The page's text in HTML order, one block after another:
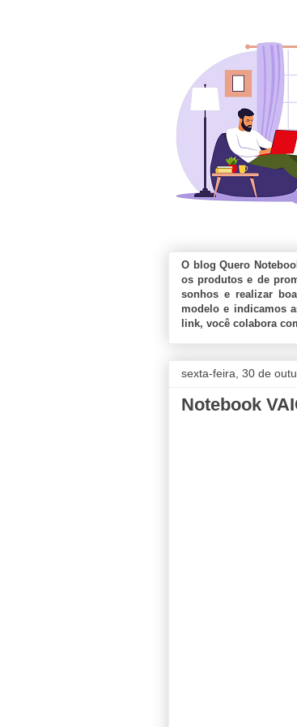
O blog Quero
os produtos e de
sonhos e realizar
modelo e indicamos
link, você colabora
sexta-feira, 30 de
Notebook